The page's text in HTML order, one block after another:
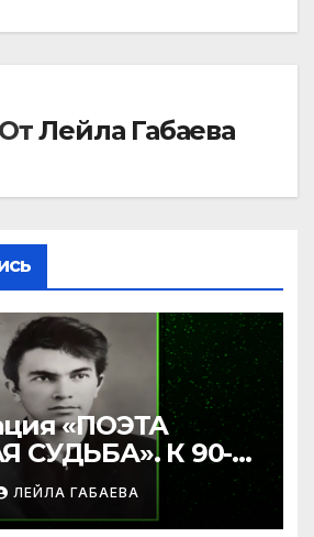
ОтЛейла Габаева
«ПОЭТА
СУДЬБА». К 90-
Бабаева.
ЛЕЙЛА ГАБАЕВА